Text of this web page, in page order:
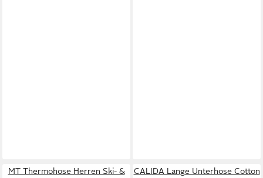
MT Thermohose Herren Ski- &
CALIDA Lange Unterhose Cotton